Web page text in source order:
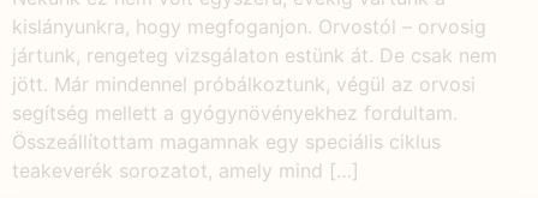
kislányunkra, hogy megfoganjon. Orvostól – orvosig
jártunk, rengeteg vizsgálaton estünk át. De csak nem
jött. Már mindennel próbálkoztunk, végül az orvosi
segítség mellett a gyógynövényekhez fordultam.
Összeállítottam magamnak egy speciális ciklus
teakeverék sorozatot, amely mind […]